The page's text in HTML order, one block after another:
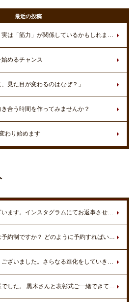
最近の投稿
夏バテしていませんか？実は「筋力」が関係しているかもしれません
めるチャンス
見た目が変わるのはなぜ？」
合う時間を作ってみませんか？
わり始めます